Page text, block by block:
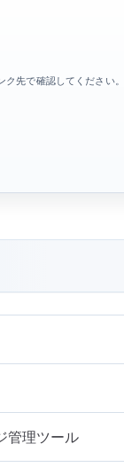
先で確認してください。
管理ツール